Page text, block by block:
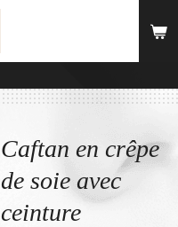
Caftan en crêpe
de soie avec
ceinture